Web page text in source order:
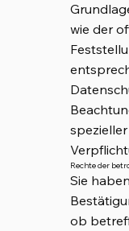
wie der
Rechte der
Sie
ob